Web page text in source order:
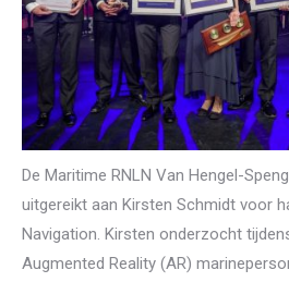
De Maritime RNLN Van Hengel-
uitgereikt aan Kirsten Schmidt voor
Navigation. Kirsten onderzocht
Augmented Reality (AR)